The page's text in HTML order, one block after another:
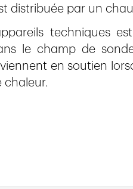
distribuée par un
techniques
le champ de
en soutien
chaleur.